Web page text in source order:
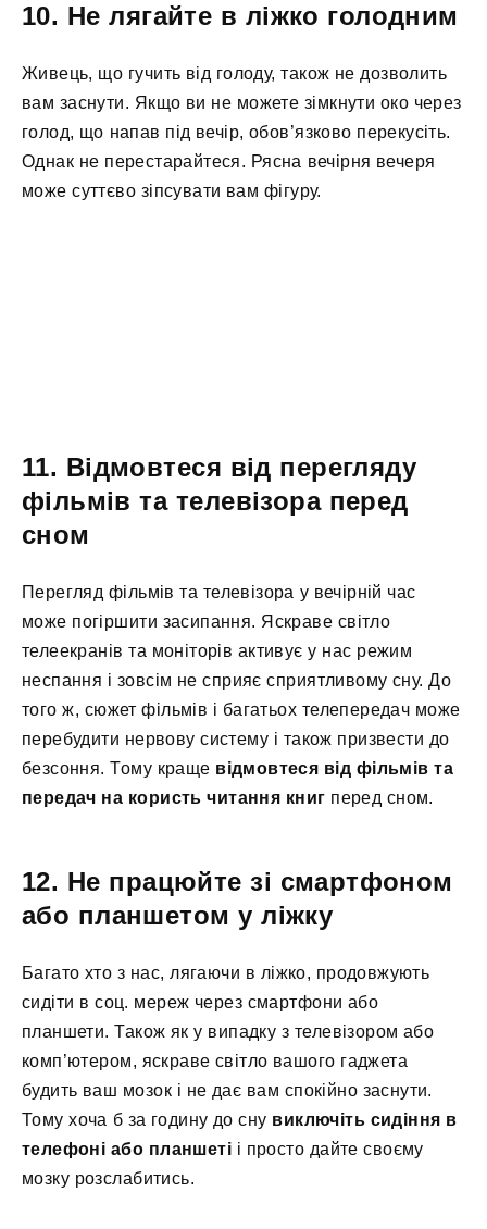
10. Не лягайте в ліжко голодним
Живець, що гучить від голоду, також не дозволить
вам заснути. Якщо ви не можете зімкнути око через
голод, що напав під вечір, обов’язково перекусіть.
Однак не перестарайтеся. Рясна вечірня вечеря
може суттєво зіпсувати вам фігуру.
11. Відмовтеся від перегляду
фільмів та телевізора перед
сном
Перегляд фільмів та телевізора у вечірній час
може погіршити засипання. Яскраве світло
телеекранів та моніторів активує у нас режим
неспання і зовсім не сприяє сприятливому сну. До
того ж, сюжет фільмів і багатьох телепередач може
перебудити нервову систему і також призвести до
безсоння. Тому краще відмовтеся від фільмів та
передач на користь читання книг перед сном.
12. Не працюйте зі смартфоном
або планшетом у ліжку
Багато хто з нас, лягаючи в ліжко, продовжують
сидіти в соц. мереж через смартфони або
планшети. Також як у випадку з телевізором або
комп’ютером, яскраве світло вашого гаджета
будить ваш мозок і не дає вам спокійно заснути.
Тому хоча б за годину до сну виключіть сидіння в
телефоні або планшеті і просто дайте своєму
мозку розслабитись.